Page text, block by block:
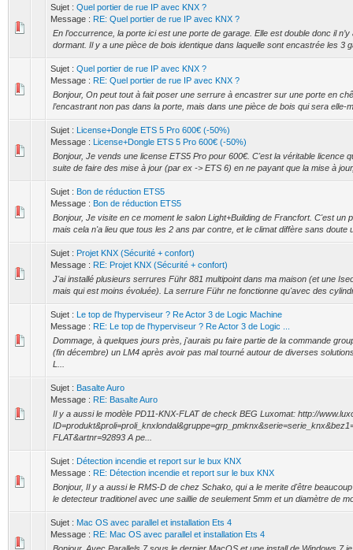
Sujet : Quel portier de rue IP avec KNX ?
Message : RE: Quel portier de rue IP avec KNX ?
En l’occurrence, la porte ici est une porte de garage. Elle est double donc il
dormant. Il y a une pièce de bois identique dans laquelle sont encastrée les 3
Sujet : Quel portier de rue IP avec KNX ?
Message : RE: Quel portier de rue IP avec KNX ?
Bonjour, On peut tout à fait poser une serrure à encastrer sur une porte en
l’encastrant non pas dans la porte, mais dans une pièce de bois qui sera elle-
Sujet : License+Dongle ETS 5 Pro 600€ (-50%)
Message : License+Dongle ETS 5 Pro 600€ (-50%)
Bonjour, Je vends une license ETS5 Pro pour 600€. C'est la véritable licence
suite de faire des mise à jour (par ex -> ETS 6) en ne payant que la mise à
Sujet : Bon de réduction ETS5
Message : Bon de réduction ETS5
Bonjour, Je visite en ce moment le salon Light+Building de Francfort. C'est un
mais cela n'a lieu que tous les 2 ans par contre, et le climat diffère sans doute
Sujet : Projet KNX (Sécurité + confort)
Message : RE: Projet KNX (Sécurité + confort)
J'ai installé plusieurs serrures Führ 881 multipoint dans ma maison (et une
mais qui est moins évoluée). La serrure Führ ne fonctionne qu'avec des
Sujet : Le top de l'hyperviseur ? Re Actor 3 de Logic Machine
Message : RE: Le top de l'hyperviseur ? Re Actor 3 de Logic ...
Dommage, à quelques jours près, j'aurais pu faire partie de la commande
(fin décembre) un LM4 après avoir pas mal tourné autour de diverses
L...
Sujet : Basalte Auro
Message : RE: Basalte Auro
Il y a aussi le modèle PD11-KNX-FLAT de check BEG Luxomat: http://
FLAT&artnr=92893 A pe...
Sujet : Détection incendie et report sur le bux KNX
Message : RE: Détection incendie et report sur le bux KNX
Bonjour, Il y a aussi le RMS-D de chez Schako, qui a le merite d'être
le detecteur traditionel avec une saillie de seulement 5mm et un diamètre de
Sujet : Mac OS avec parallel et installation Ets 4
Message : RE: Mac OS avec parallel et installation Ets 4